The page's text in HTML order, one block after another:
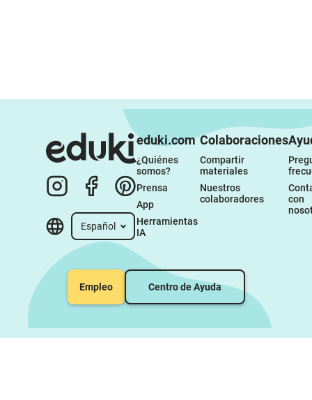
Español
eduki.com
¿Quiénes
somos?
Prensa
App
Herramientas
IA
Colaboraciones
Compartir
materiales
Nuestros
colaboradores
con
Empleo Centro de Ayuda